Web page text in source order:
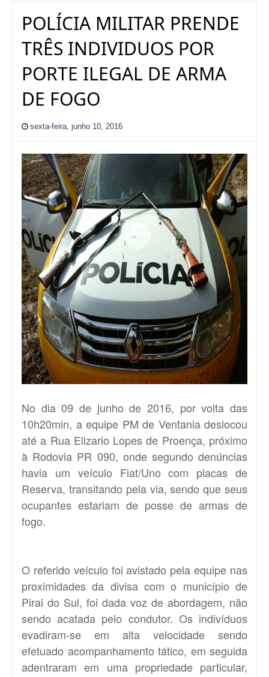
POLÍCIA MILITAR PRENDE
TRÊS INDIVIDUOS POR
PORTE ILEGAL DE ARMA
DE FOGO
sexta-feira, junho 10, 2016
No dia 09 de junho de 2016, por volta das
10h20min, a equipe PM de Ventania deslocou
até a Rua Elizario Lopes de Proença, próximo
à Rodovia PR 090, onde segundo denúncias
havia um veículo Fiat/Uno com placas de
Reserva, transitando pela via, sendo que seus
ocupantes estariam de posse de armas de
fogo.
O referido veículo foi avistado pela equipe nas
proximidades da divisa com o município de
Pirai do Sul, foi dada voz de abordagem, não
sendo acatada pelo condutor. Os indivíduos
evadiram-se em alta velocidade sendo
efetuado acompanhamento tático, em seguida
adentraram em uma propriedade particular,